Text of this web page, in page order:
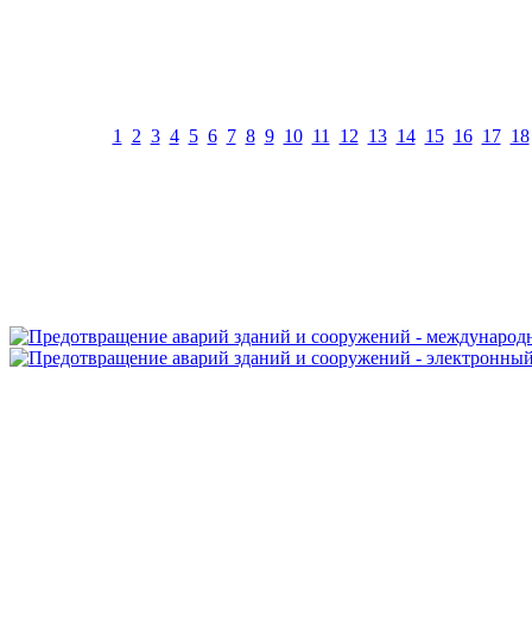
1 2 3 4 5 6 7 8 9 10 11 12 13 14 15 16 17 18